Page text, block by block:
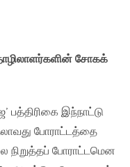
சோகக்
இந்நாட்டு
போராட்டத்தை
நிறுத்தப் போராட்டமென